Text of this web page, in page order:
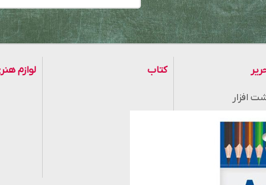
افزار
دانش آموزی
اداری
کاغذ و مقوا
کتاب لوازم